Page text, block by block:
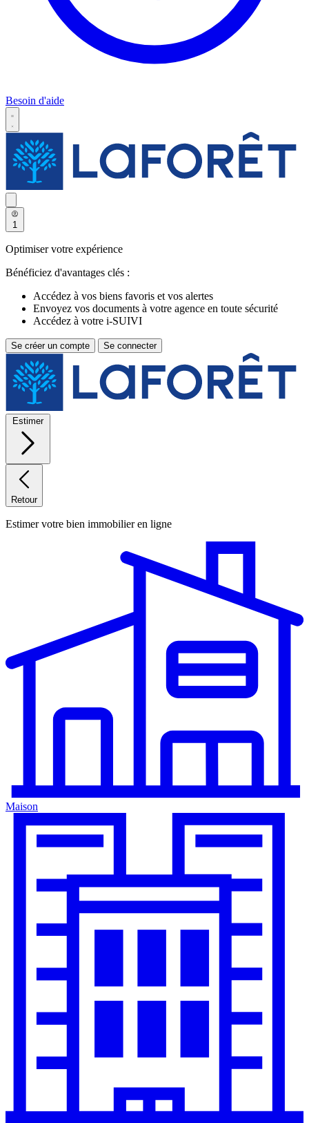
Besoin d'aide
1
Optimiser votre expérience
Bénéficiez d'avantages clés :
Accédez à vos biens favoris et vos alertes
Envoyez vos documents à votre agence en toute sécurité
Accédez à votre i-SUIVI
Se créer un compte Se connecter
Estimer
Retour
Estimer votre bien immobilier en ligne
Maison